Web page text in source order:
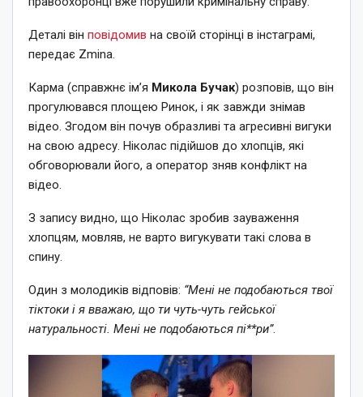
Деталі він повідомив на своїй сторінці в інстаграмі,
передає Zmina.
Карма (справжнє ім’я Микола Бучак) розповів, що він
прогулювався площею Ринок, і як завжди знімав
відео. Згодом він почув образливі та агресивні вигуки
на свою адресу. Ніколас підійшов до хлопців, які
обговорювали його, а оператор зняв конфлікт на
відео.
З запису видно, що Ніколас зробив зауваження
хлопцям, мовляв, не варто вигукувати такі слова в
спину.
Один з молодиків відповів: “Мені не подобаються твої
тіктоки і я вважаю, що ти чуть-чуть гейської
натуральності. Мені не подобаються пі**ри”.